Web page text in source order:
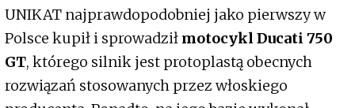
UNIKAT najprawdopodobniej jako pierwszy w
Polsce kupił i sprowadził motocykl Ducati 750
GT, którego silnik jest protoplastą obecnych
rozwiązań stosowanych przez włoskiego